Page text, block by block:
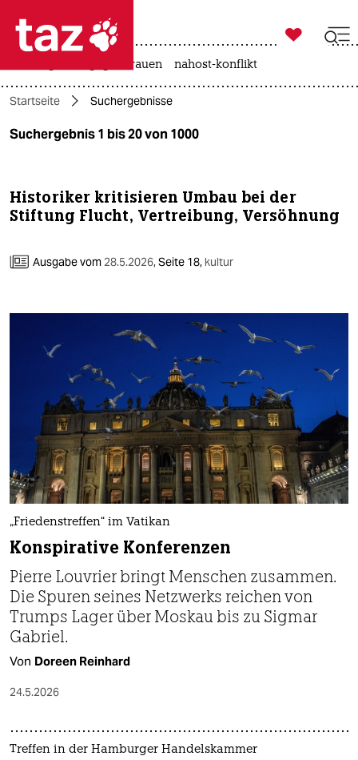
 taz zahl ich
taz zahl ich
themen
öko
gesellschaft
berlin
wahrheit
verlag
verlag
veranstaltungen
fragen & hilfe
unterstützen
abo
genossenschaft

taz zahl ich
gewalt gegen frauen nahost-konflikt
Startseite Suchergebnisse
Suchergebnis 1 bis 20 von 1000
Historiker kritisieren Umbau bei der
Stiftung Flucht, Vertreibung, Versöhnung
Ausgabe vom 28.5.2026,Seite 18, kultur
„Friedenstreffen“ im Vatikan
Konspirative Konferenzen
Pierre Louvrier bringt Menschen zusammen.
Die Spuren seines Netzwerks reichen von
Trumps Lager über Moskau bis zu Sigmar
Gabriel.
Von Doreen Reinhard
24.5.2026
Treffen in der Hamburger Handelskammer